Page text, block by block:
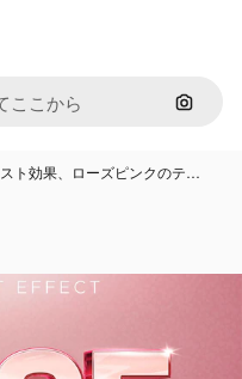
画像で
ト効果、ローズピンクのテ…